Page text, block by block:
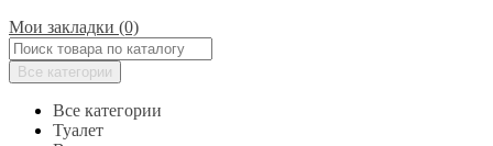
Мои закладки (0)
Все категории
Все категории
Туалет